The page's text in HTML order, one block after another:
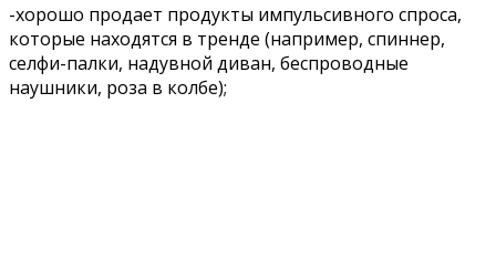
-хорошо продает продукты импульсивного спроса,
которые находятся в тренде (например, спиннер,
селфи-палки, надувной диван, беспроводные
наушники, роза в колбе);